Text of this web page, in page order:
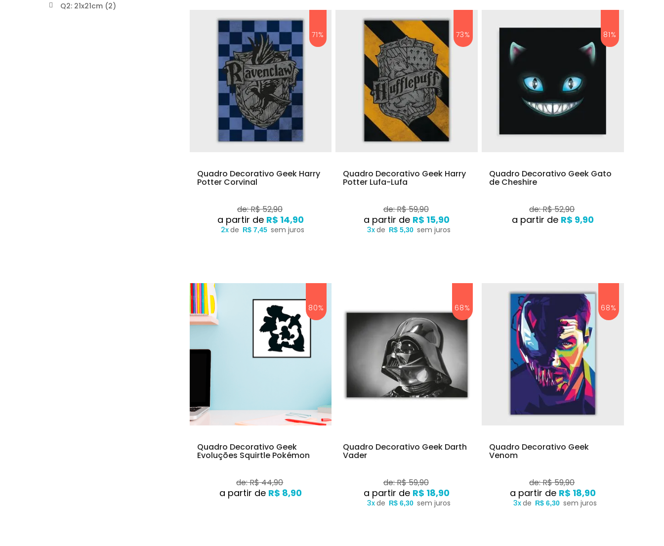
71%
Quadro Decorativo Geek Harry
Potter Corvinal
de: R$ 52,90
R$ 14,90
2xde R$ 7,45 sem juros
73%
Quadro Decorativo Geek Harry
Potter Lufa-Lufa
de: R$ 59,90
R$ 15,90
3xde R$ 5,30 sem juros
81%
Quadro Decorativo Geek Gato
de Cheshire
de: R$ 52,90
R$ 9,90
80%
Quadro Decorativo Geek
Evoluções Squirtle Pokémon
de: R$ 44,90
R$ 8,90
68%
Quadro Decorativo Geek Darth
Vader
de: R$ 59,90
R$ 18,90
3xde R$ 6,30 sem juros
68%
Quadro Decorativo Geek
Venom
de: R$ 59,90
R$ 18,90
3xde R$ 6,30 sem juros
Q2: 21x21cm (2)